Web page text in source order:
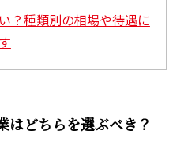
？種類別の相場や待遇に
はどちらを選ぶべき？